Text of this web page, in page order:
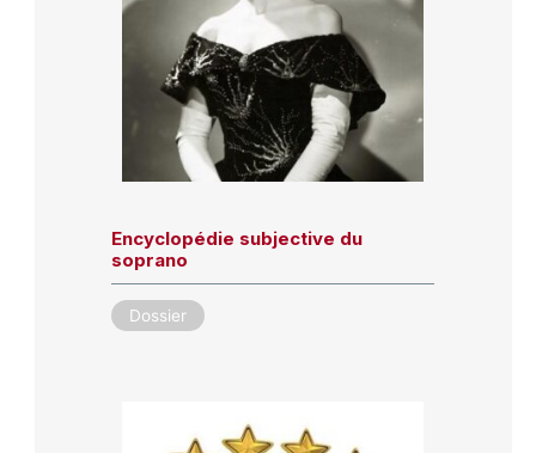
Encyclopédie subjective du
soprano
Dossier